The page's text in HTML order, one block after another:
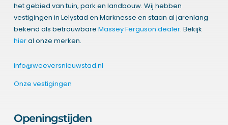
het gebied van tuin, park en landbouw. Wij hebben
vestigingen in Lelystad en Marknesse en staan al jarenlang
bekend als betrouwbare Massey Ferguson dealer. Bekijk
hieral onze merken.
info@weeversnieuwstad.nl
Onze vestigingen
Openingstijden